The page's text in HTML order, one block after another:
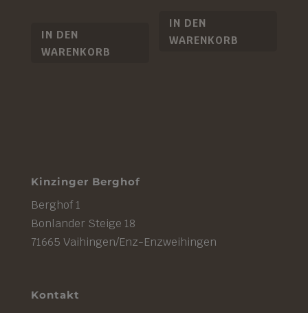
IN DEN
WARENKORB
IN DEN
WARENKORB
Kinzinger Berghof
Berghof 1
Bonlander Steige 18
71665 Vaihingen/Enz-Enzweihingen
Kontakt